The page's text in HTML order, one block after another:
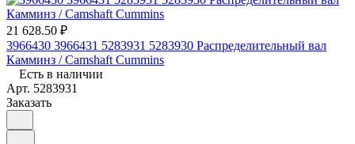
21 628.50 ₽
3966430 3966431 5283931 5283930 Распределительный вал
Камминз / Camshaft Cummins
Есть в наличии
Арт. 5283931
Заказать